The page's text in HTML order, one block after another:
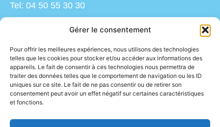
Gérer le consentement
Pour offrir les meilleures expériences, nous utilisons des technologies
telles que les cookies pour stocker et/ou accéder aux informations des
appareils. Le fait de consentir à ces technologies nous permettra de
traiter des données telles que le comportement de navigation ou les ID
uniques sur ce site. Le fait de ne pas consentir ou de retirer son
consentement peut avoir un effet négatif sur certaines caractéristiques
et fonctions.
Tel: 04 50 55 30 30
ensa.accueil@ensm.sports.gouv.fr
ESPACE PRESSE
NOS PARTENAIRES